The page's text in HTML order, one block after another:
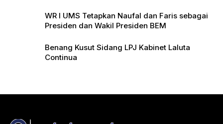
WR I UMS Tetapkan Naufal dan Faris sebagai
Presiden dan Wakil Presiden BEM
Benang Kusut Sidang LPJ Kabinet Laluta
Continua